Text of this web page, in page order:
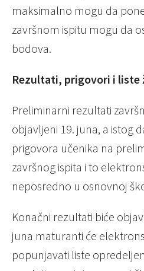
maksimalno mogu da
završnom ispitu mogu da
bodova.
Rezultati, prigovori i liste
Preliminarni rezultati
objavljeni 19. juna, a istog
prigovora učenika na
završnog ispita i to
neposredno u osnovnoj
Konačni rezultati biće
juna maturanti će
popunjavati liste